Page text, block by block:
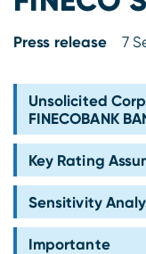
Press release 7
Unsolicited
FINECOBANK
Key Rating
Sensitivity
Importante
Rating ESG
Tigran
s-peek
ForST
Data Science
API & Plug-N-Play
Banche e
SGR e fondi
Imprese
Partner e clienti
Blog
Press center
Contatti
Lavora con noi
Compliance